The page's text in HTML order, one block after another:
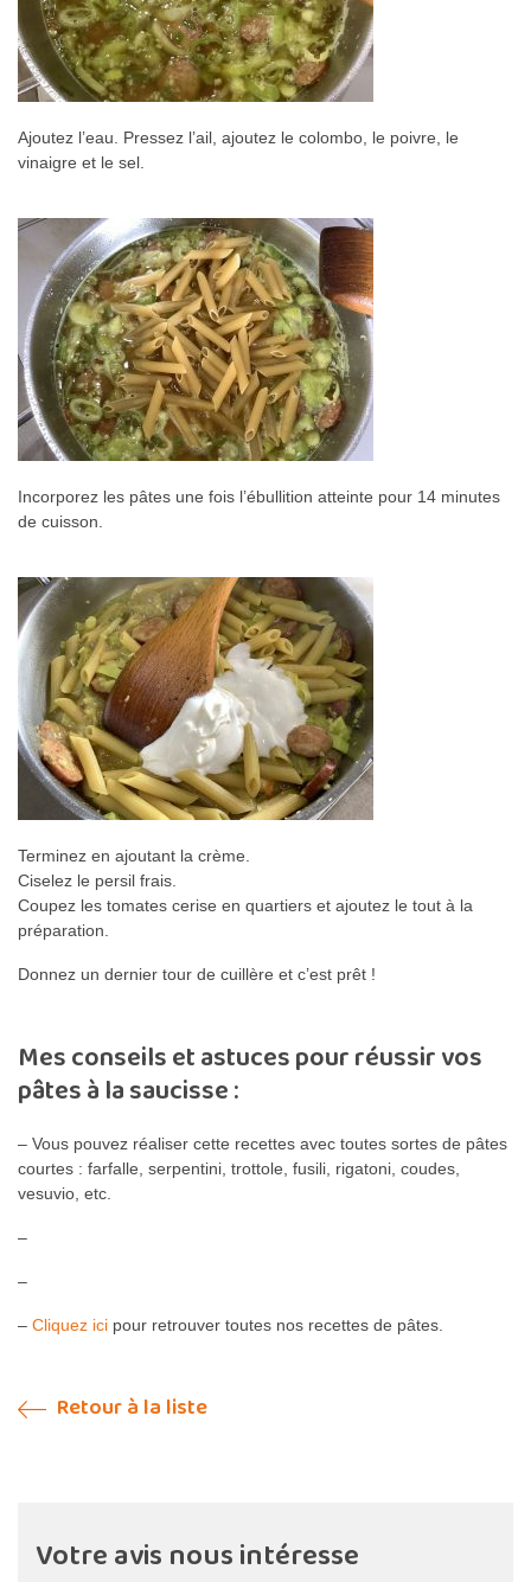
Ajoutez l’eau. Pressez l’ail, ajoutez le colombo, le poivre, le
vinaigre et le sel.
Incorporez les pâtes une fois l’ébullition atteinte pour 14 minutes
de cuisson.
Terminez en ajoutant la crème.
Ciselez le persil frais.
Coupez les tomates cerise en quartiers et ajoutez le tout à la
préparation.
Donnez un dernier tour de cuillère et c’est prêt !
Mes conseils et astuces pour réussir vos
pâtes à la saucisse :
– Vous pouvez réaliser cette recettes avec toutes sortes de pâtes
courtes : farfalle, serpentini, trottole, fusili, rigatoni, coudes,
vesuvio, etc.
–
–
– Cliquez ici pour retrouver toutes nos recettes de pâtes.
Retour à la liste
Votre avis nous intéresse